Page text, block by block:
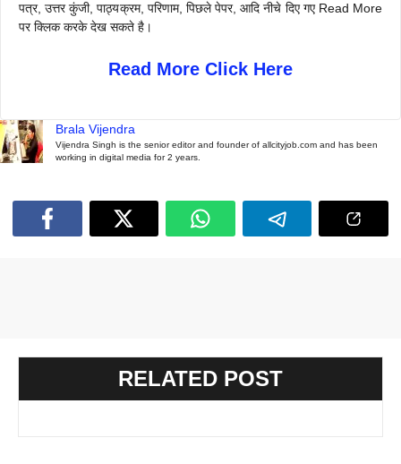
पत्र, उत्तर कुंजी, पाठ्यक्रम, परिणाम, पिछले पेपर, आदि नीचे दिए गए Read More
पर क्लिक करके देख सकते है।
Read More Click Here
Brala Vijendra
Vijendra Singh is the senior editor and founder of allcityjob.com and has been
working in digital media for 2 years.
RELATED POST